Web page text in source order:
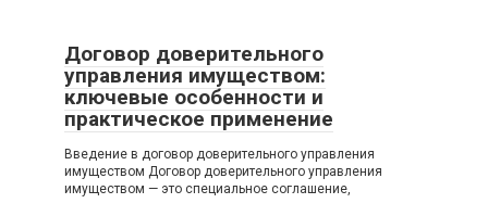
Договор доверительного
управления имуществом:
ключевые особенности и
практическое применение
Введение в договор доверительного управления
имуществом Договор доверительного управления
имуществом — это специальное соглашение,